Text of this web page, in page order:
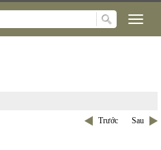
Trước Sau